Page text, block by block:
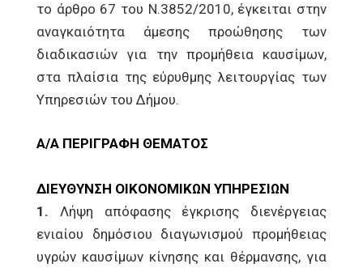
το άρθρο 67 του Ν.3852/2010, έγκειται στην
αναγκαιότητα άμεσης προώθησης των
διαδικασιών για την προμήθεια καυσίμων,
στα πλαίσια της εύρυθμης λειτουργίας των
Υπηρεσιών του Δήμου.
Α/Α ΠΕΡΙΓΡΑΦΗ ΘΕΜΑΤΟΣ
ΔΙΕΥΘΥΝΣΗ ΟΙΚΟΝΟΜΙΚΩΝ ΥΠΗΡΕΣΙΩΝ
1. Λήψη απόφασης έγκρισης διενέργειας
ενιαίου δημόσιου διαγωνισμού προμήθειας
υγρών καυσίμων κίνησης και θέρμανσης, για